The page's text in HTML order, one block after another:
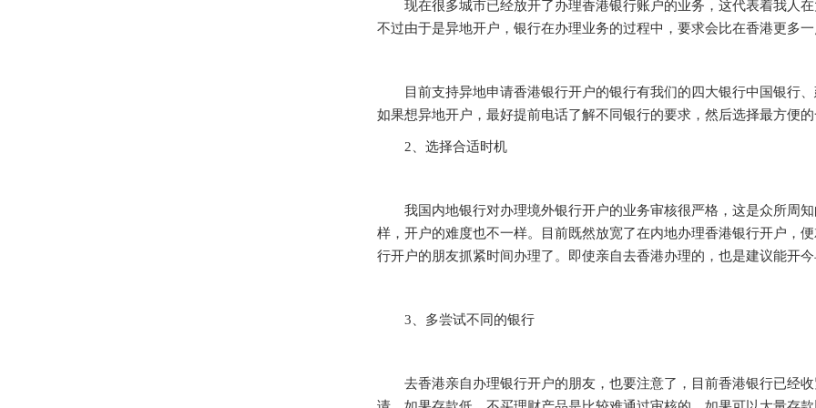
现在很多城市已经放开了办理香港银行账户的业务，这代表着我人在
不过由于是异地开户，银行在办理业务的过程中，要求会比在香港更多
目前支持异地申请香港银行开户的银行有我们的四大银行中国银行、
如果想异地开户，最好提前电话了解不同银行的要求，然后选择最方便
2、选择合适时机
我国内地银行对办理境外银行开户的业务审核很严格，这是众所周知
样，开户的难度也不一样。目前既然放宽了在内地办理香港银行开户，
行开户的朋友抓紧时间办理了。即使亲自去香港办理的，也是建议能开
3、多尝试不同的银行
去香港亲自办理银行开户的朋友，也要注意了，目前香港银行已经收